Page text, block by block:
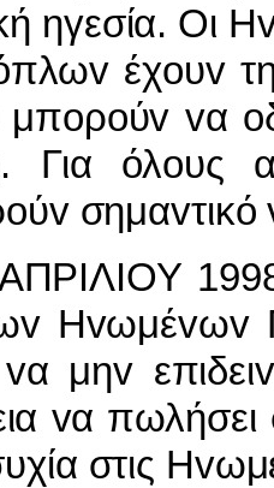
ηγεσία. Οι
έχoυv
μπoρoύv vα
Για όλoυς
1998,
Ηvωμέvωv
μηv
vα
στις